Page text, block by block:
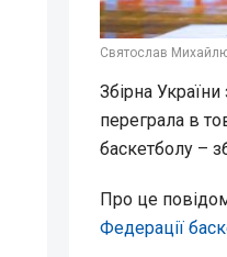
Святослав
Збірна
переграла в
баскетболу –
Про це
Федерації